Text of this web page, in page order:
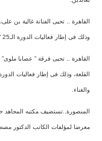
القاهرة .. تحيى الفنانة غالية بن
وذلك فى إطار فعاليات الدورة الـ25 “اليوبيل الفضي”، لمهرجان قلعة صلاح الدين للموسيقى والغناء.
القاهرة .. تحيى فرقة ” عصايا
والغناء.
المنصورة..تستضيف مكتبه المجاهد
معرضا لمؤلفات الكاتب الدكتور